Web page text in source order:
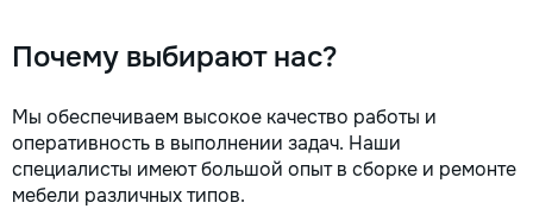
Почему выбирают нас?
Мы обеспечиваем высокое качество работы и
оперативность в выполнении задач. Наши
специалисты имеют большой опыт в сборке и ремонте
мебели различных типов.